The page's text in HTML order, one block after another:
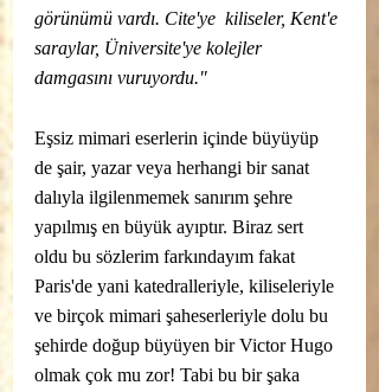
görünümü vardı. Cite'ye  kiliseler, Kent'e
saraylar, Üniversite'ye kolejler
damgasını vuruyordu."
Eşsiz mimari eserlerin içinde büyüyüp
de şair, yazar veya herhangi bir sanat
dalıyla ilgilenmemek sanırım şehre
yapılmış en büyük ayıptır. Biraz sert
oldu bu sözlerim farkındayım fakat
Paris'de yani katedralleriyle, kiliseleriyle
ve birçok mimari şaheserleriyle dolu bu
şehirde doğup büyüyen bir Victor Hugo
olmak çok mu zor! Tabi bu bir şaka